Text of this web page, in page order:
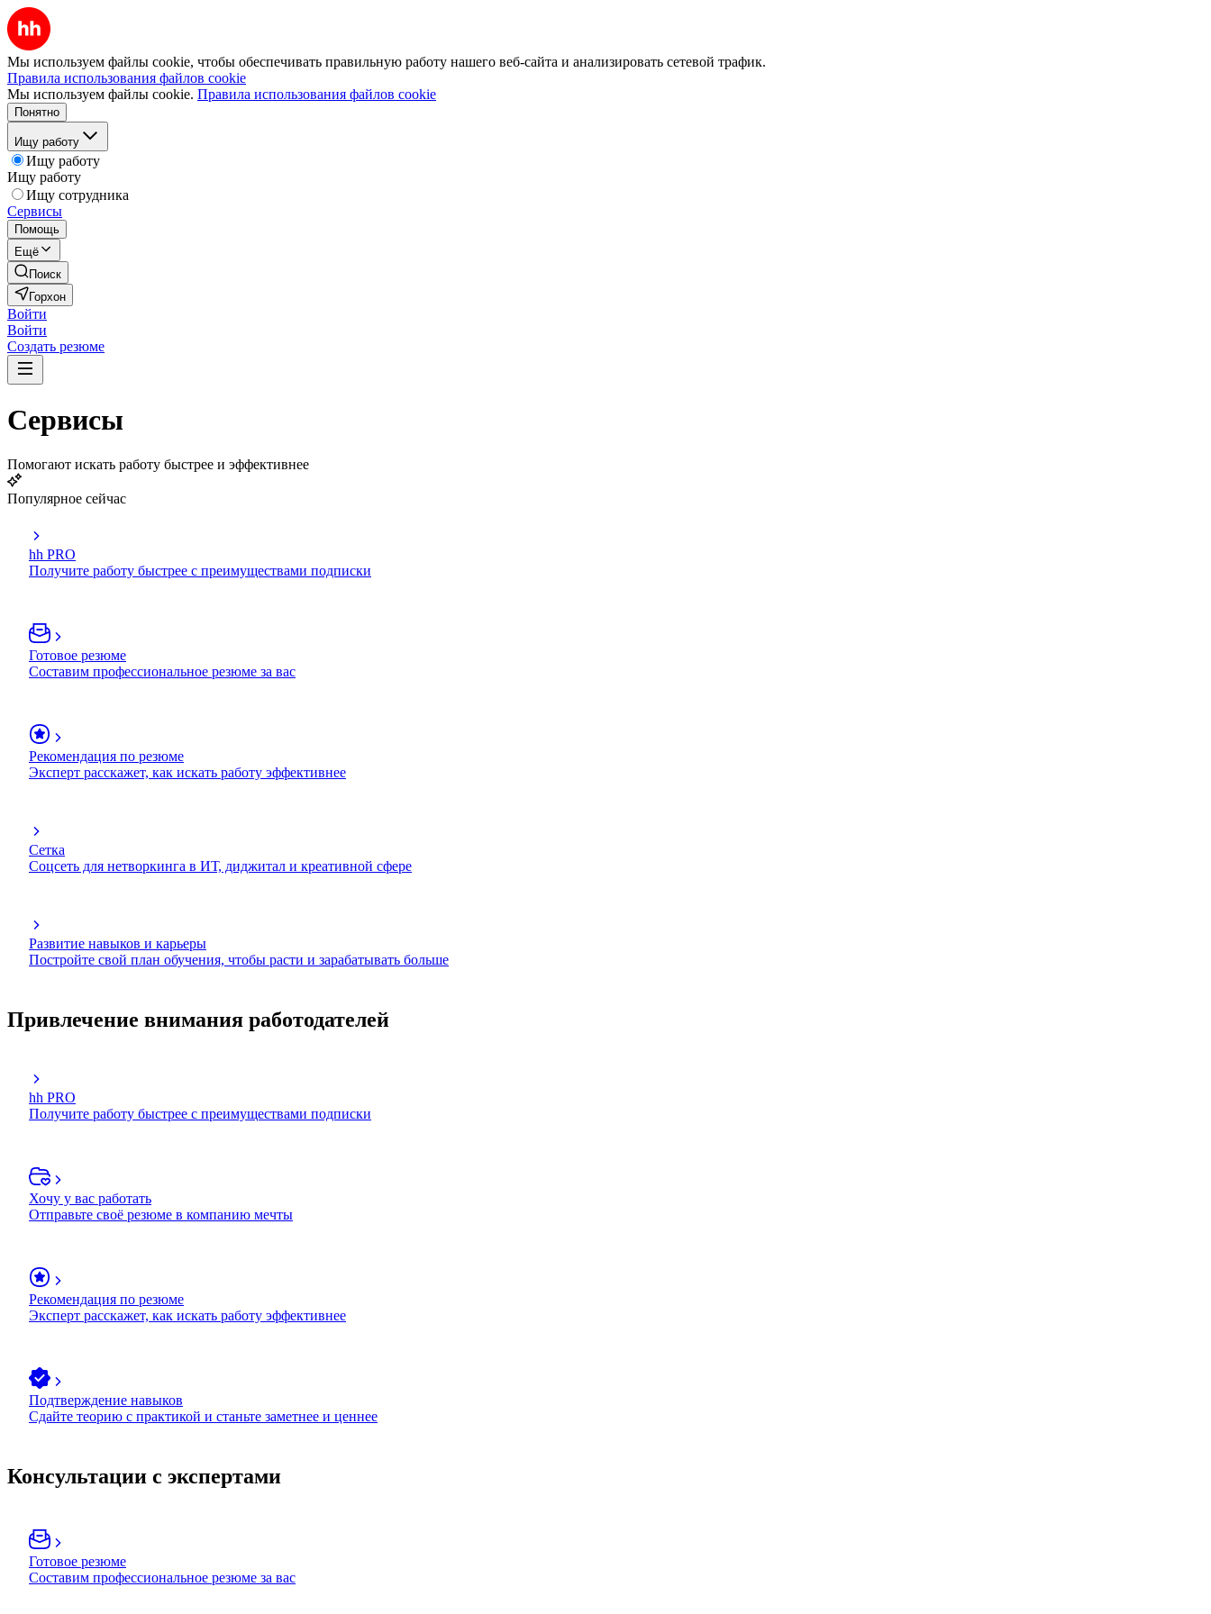
Мы используем файлы cookie, чтобы обеспечивать правильную работу нашего веб-сайта и анализировать сетевой трафик.
Правила использования файлов cookie
Мы используем файлы cookie. Правила использования файлов cookie
Понятно
Ищу работу
Ищу работу
Ищу работу
Ищу сотрудника
Сервисы
Помощь
Ещё
Поиск
Горхон
Войти
Войти
Создать резюме
Сервисы
Помогают искать работу быстрее и эффективнее
Популярное сейчас
hh PRO
Получите работу быстрее с преимуществами подписки
Готовое резюме
Составим профессиональное резюме за вас
Рекомендация по резюме
Эксперт расскажет, как искать работу эффективнее
Сетка
Соцсеть для нетворкинга в ИТ, диджитал и креативной сфере
Развитие навыков и карьеры
Постройте свой план обучения, чтобы расти и зарабатывать больше
Привлечение внимания работодателей
hh PRO
Получите работу быстрее с преимуществами подписки
Хочу у вас работать
Отправьте своё резюме в компанию мечты
Рекомендация по резюме
Эксперт расскажет, как искать работу эффективнее
Подтверждение навыков
Сдайте теорию с практикой и станьте заметнее и ценнее
Консультации с экспертами
Готовое резюме
Составим профессиональное резюме за вас